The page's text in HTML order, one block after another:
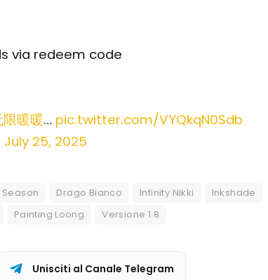
via redeem code
暖暖… pic.twitter.com/VYQkqN0Sdb
July 25, 2025
Drago Bianco Infinity Nikki
Inkshade
Painting Loong Versione 1.8
Unisciti al Canale Telegram